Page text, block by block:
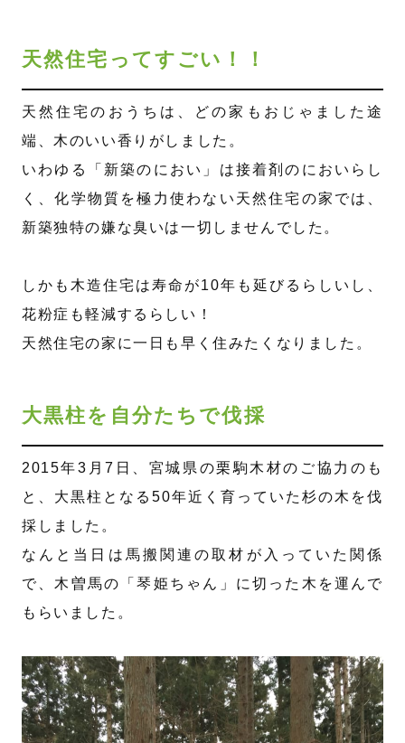
天然住宅ってすごい！！
天然住宅のおうちは、どの家もおじゃました途
端、木のいい香りがしました。
いわゆる「新築のにおい」は接着剤のにおいらし
く、化学物質を極力使わない天然住宅の家では、
新築独特の嫌な臭いは一切しませんでした。
しかも木造住宅は寿命が10年も延びるらしいし、
花粉症も軽減するらしい！
天然住宅の家に一日も早く住みたくなりました。
大黒柱を自分たちで伐採
2015年3月7日、宮城県の栗駒木材のご協力のも
と、大黒柱となる50年近く育っていた杉の木を伐
採しました。
なんと当日は馬搬関連の取材が入っていた関係
で、木曽馬の「琴姫ちゃん」に切った木を運んで
もらいました。